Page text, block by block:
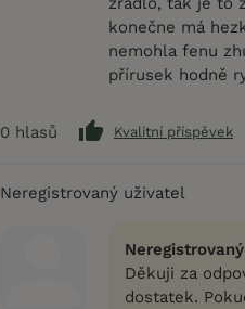
konečne má
nemohla fenu
přírusek hodně
0 hlasů Kvalitní příspěvek
Neregistrovaný uživatel
Děkuji za
dostatek.